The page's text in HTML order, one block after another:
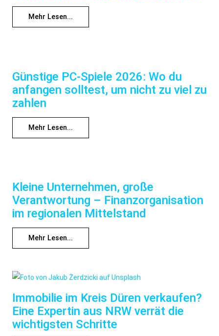
Mehr Lesen...
Günstige PC-Spiele 2026: Wo du
anfangen solltest, um nicht zu viel zu
zahlen
Mehr Lesen...
Kleine Unternehmen, große
Verantwortung – Finanzorganisation
im regionalen Mittelstand
Mehr Lesen...
Immobilie im Kreis Düren verkaufen?
Eine Expertin aus NRW verrät die
wichtigsten Schritte